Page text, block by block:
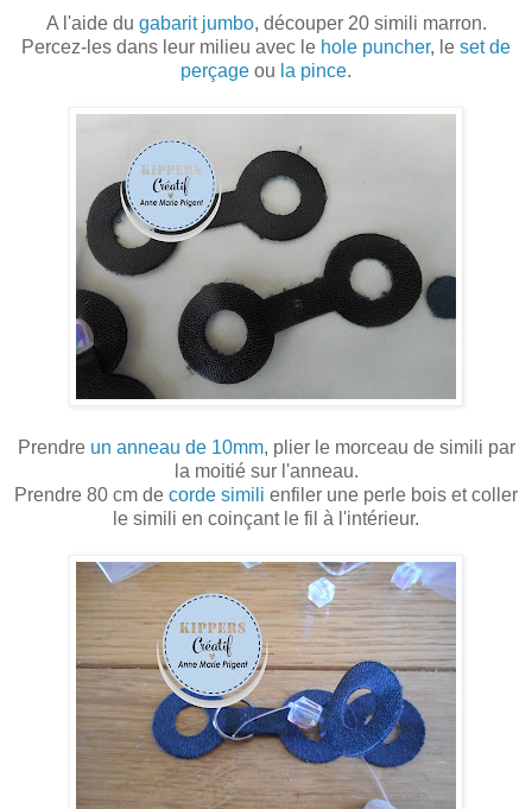
A l'aide du gabarit jumbo, découper 20 simili marron.
Percez-les dans leur milieu avec le hole puncher, le set de
perçage ou la pince.
Prendre un anneau de 10mm, plier le morceau de simili par
la moitié sur l'anneau.
Prendre 80 cm de corde simili enfiler une perle bois et coller
le simili en coinçant le fil à l'intérieur.